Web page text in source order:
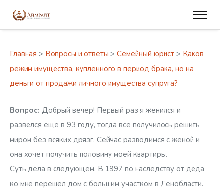
Главная > Вопросы и ответы > Семейный юрист > Каков
режим имущества, купленного в период брака, но на
деньги от продажи личного имущества супруга?
Вопрос: Добрый вечер! Первый раз я женился и
развелся ещё в 93 году, тогда все получилось решить
миром без всяких дрязг. Сейчас разводимся с женой и
она хочет получить половину моей квартиры.
Суть дела в следующем. В 1997 по наследству от деда
ко мне перешел дом с большим участком в Ленобласти.